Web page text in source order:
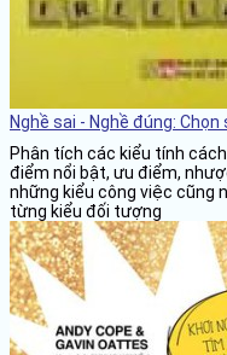
Nghề sai - Nghề đúng:
Phân tích các kiểu tính
điểm nổi bật, ưu điểm,
những kiểu công việc cũng
từng kiểu đối tượng